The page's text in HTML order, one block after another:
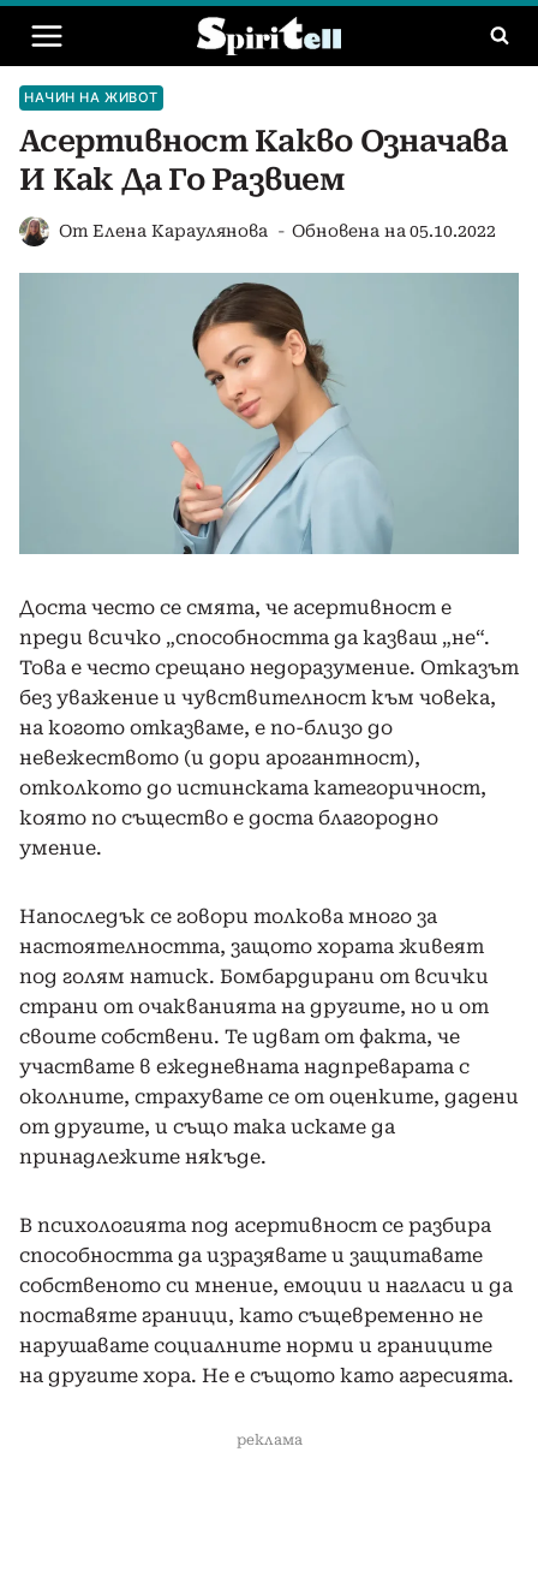
Към
съдържанието
НАЧИН НА ЖИВОТ
Асертивност Какво Означава
И Как Да Го Развием
От Елена Караулянова Обновена на 05.10.2022
Доста често се смята, че асертивност е
преди всичко „способността да казваш „не“.
Това е често срещано недоразумение. Отказът
без уважение и чувствителност към човека,
на когото отказваме, е по-близо до
невежеството (и дори арогантност),
отколкото до истинската категоричност,
която по същество е доста благородно
умение.
Напоследък се говори толкова много за
настоятелността, защото хората живеят
под голям натиск. Бомбардирани от всички
страни от очакванията на другите, но и от
своите собствени. Те идват от факта, че
участвате в ежедневната надпреварата с
околните, страхувате се от оценките, дадени
от другите, и също така искаме да
принадлежите някъде.
В психологията под асертивност се разбира
способността да изразявате и защитавате
собственото си мнение, емоции и нагласи и да
поставяте граници, като същевременно не
нарушавате социалните норми и границите
на другите хора. Не е същото като агресията.
реклама